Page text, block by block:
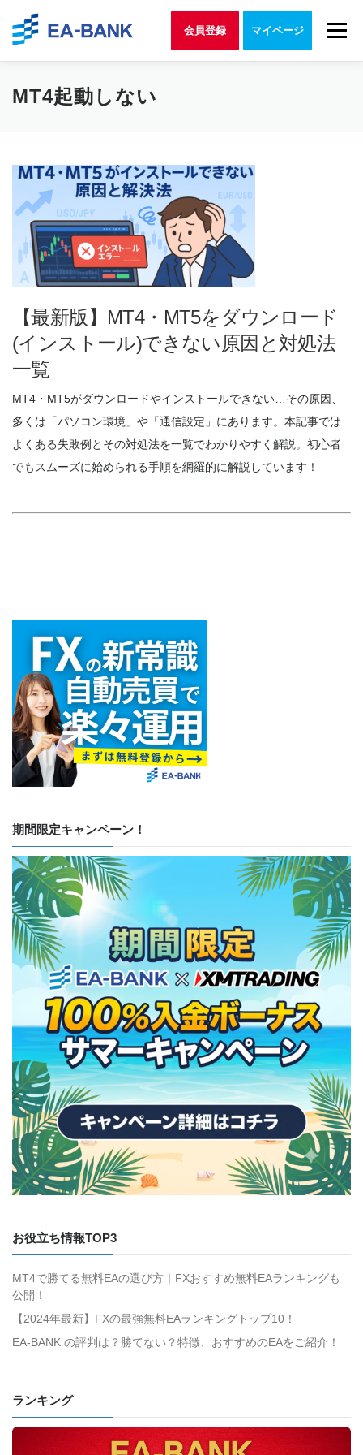
Menu
会員登録 マイページ
MT4起動しない
【最新版】MT4・MT5をダウンロード
(インストール)できない原因と対処法
一覧
MT4・MT5がダウンロードやインストールできない…その原因、
多くは「パソコン環境」や「通信設定」にあります。本記事では
よくある失敗例とその対処法を一覧でわかりやすく解説。初心者
でもスムーズに始められる手順を網羅的に解説しています！
期間限定キャンペーン！
お役立ち情報TOP3
MT4で勝てる無料EAの選び方｜FXおすすめ無料EAランキングも
公開！
【2024年最新】FXの最強無料EAランキングトップ10！
EA-BANK の評判は？勝てない？特徴、おすすめのEAをご紹介！
ランキング